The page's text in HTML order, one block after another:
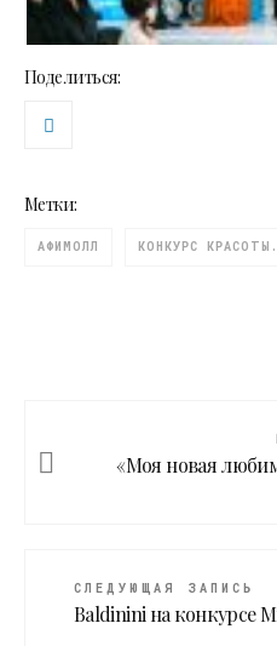
Поделиться:
Метки:
АФИМОЛЛ КОНКУРС КРАСОТЫ.
«Моя новая
СЛЕДУЮЩАЯ ЗАПИСЬ
Baldinini на конкурсе